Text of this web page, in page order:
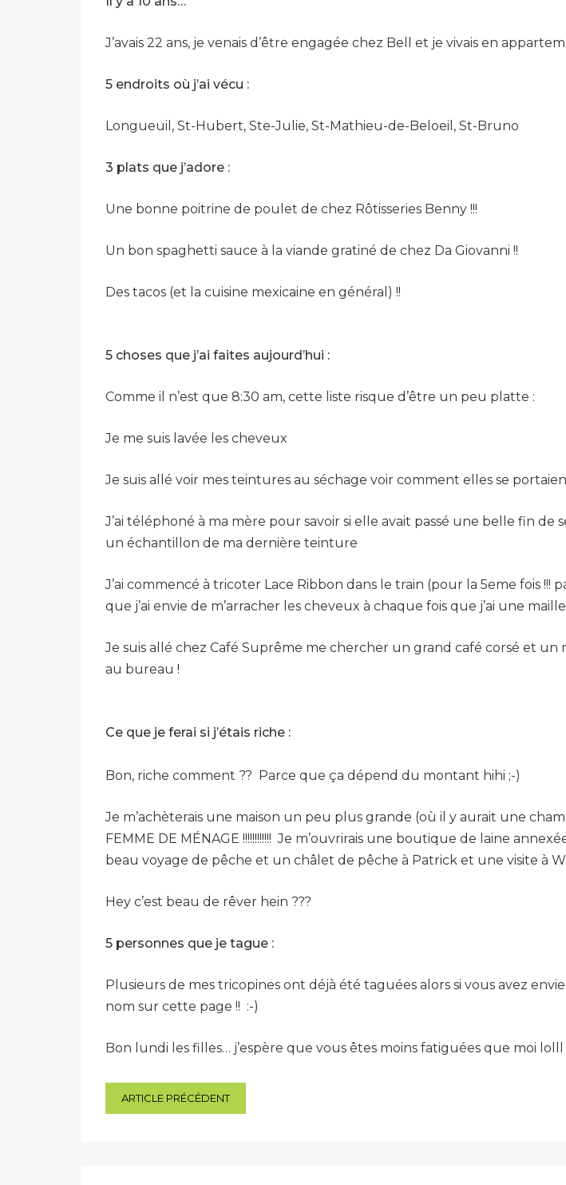
J’avais 22 ans, je venais d’être engagée chez Bell et je vivais en
5 endroits où j’ai vécu :
Longueuil, St-Hubert, Ste-Julie, St-Mathieu-de-Beloeil, St-Bruno
3 plats que j’adore :
Une bonne poitrine de poulet de chez Rôtisseries Benny !!!
Un bon spaghetti sauce à la viande gratiné de chez Da Giovanni !!
Des tacos (et la cuisine mexicaine en général) !!
5 choses que j’ai faites aujourd’hui :
Comme il n’est que 8:30 am, cette liste risque d’être un peu platte :
Je me suis lavée les cheveux
Je suis allé voir mes teintures au séchage voir comment elles se
J’ai téléphoné à ma mère pour savoir si elle avait passé une belle fin
un échantillon de ma dernière teinture
J’ai commencé à tricoter Lace Ribbon dans le train (pour la 5eme fois
que j’ai envie de m’arracher les cheveux à chaque fois que j’ai une
Je suis allé chez Café Suprême me chercher un grand café corsé et
au bureau !
Ce que je ferai si j’étais riche :
Bon, riche comment ?? Parce que ça dépend du montant hihi ;-)
Je m’achèterais une maison un peu plus grande (où il y aurait une
FEMME DE MÉNAGE !!!!!!!!!!!! Je m’ouvrirais une boutique de laine
beau voyage de pêche et un châlet de pêche à Patrick et une visite à
Hey c’est beau de rêver hein ???
5 personnes que je tague :
Plusieurs de mes tricopines ont déjà été taguées alors si vous avez
nom sur cette page !! :-)
Bon lundi les filles… j’espère que vous êtes moins fatiguées que moi lolll
Navigation
ARTICLE PRÉCÉDENT